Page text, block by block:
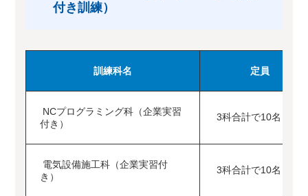
付き訓練）
訓練科名 定員
NCプログラミング科（企業実習
付き）
3科合計で10名
電気設備施工科（企業実習付
き）
3科合計で10名